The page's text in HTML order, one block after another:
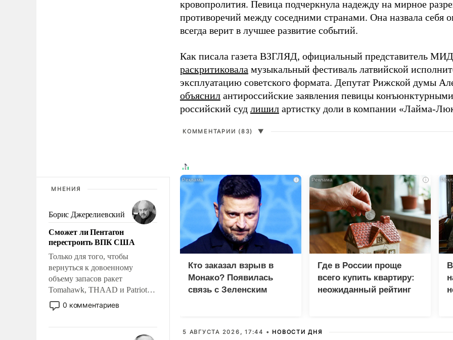
МНЕНИЯ
Борис Джерелиевский
Сможет ли Пентагон
перестроить ВПК США
Только для того, чтобы
вернуться к довоенному
объему запасов ракет
Tomahawk, THAAD и Patriot
США потребуется более трех
лет. Даже небольшая война с
0 комментариев
кровопролития. Певица подчеркнула надежду на мирное
противоречий между соседними странами. Она назвала себя
всегда верит в лучшее развитие событий.
Как писала газета ВЗГЛЯД, официальный представитель
раскритиковала музыкальный фестиваль латвийской
эксплуатацию советского формата. Депутат Рижской думы
объяснил антироссийские заявления певицы
российский суд лишил артистку доли в компании «Лайма-
КОММЕНТАРИИ (83) ▼
i
Кто заказал взрыв в
Монако? Появилась
связь с Зеленским
i
Где в России проще
всего купить квартиру:
неожиданный рейтинг
5 АВГУСТА 2026, 17:44 • НОВОСТИ ДНЯ